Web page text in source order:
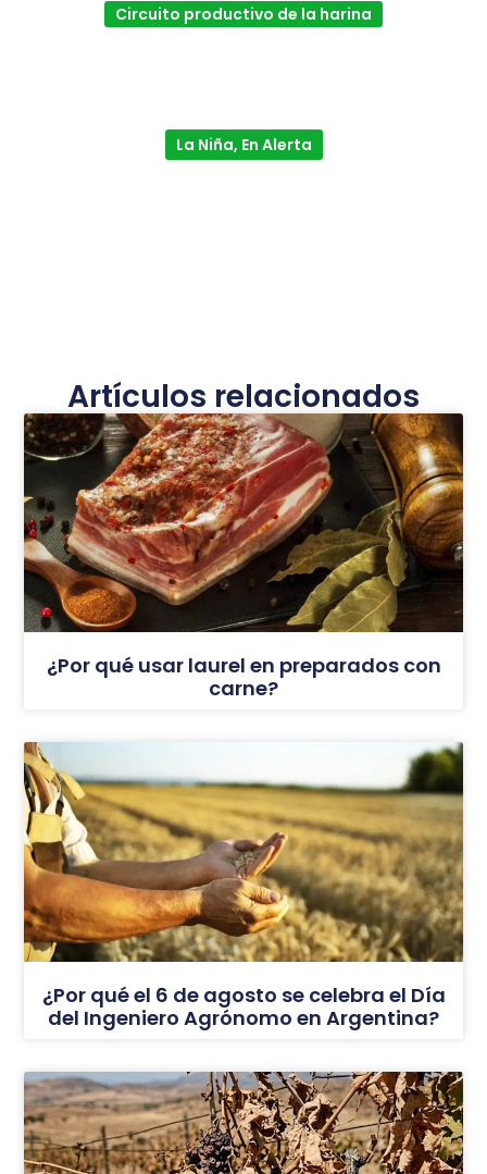
Circuito productivo de la harina
La Niña, En Alerta
Artículos relacionados
¿Por qué usar laurel en preparados con
carne?
¿Por qué el 6 de agosto se celebra el Día
del Ingeniero Agrónomo en Argentina?